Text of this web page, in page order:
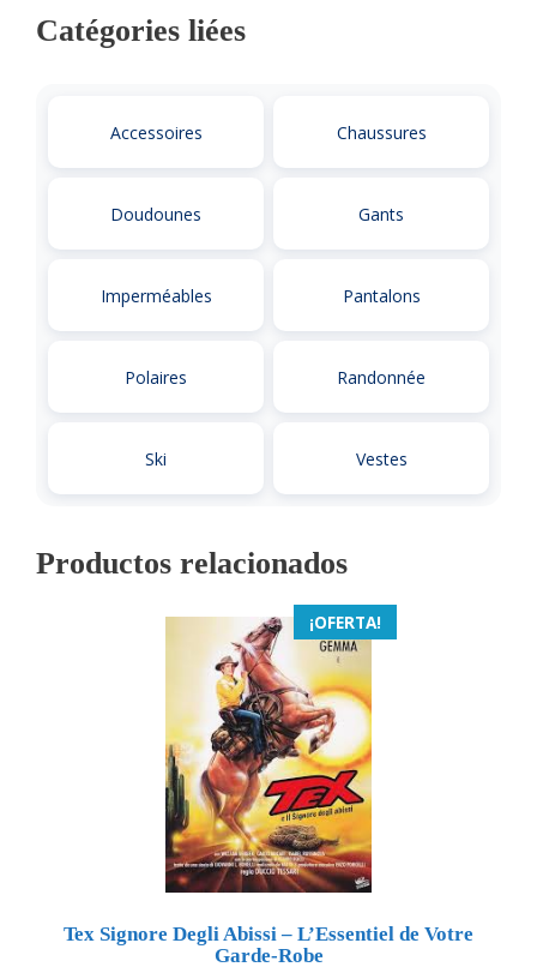
Catégories liées
Accessoires Chaussures
Doudounes Gants
Imperméables Pantalons
Polaires Randonnée
Ski Vestes
Productos relacionados
¡OFERTA!
Tex Signore Degli Abissi – L’Essentiel de Votre
Garde-Robe